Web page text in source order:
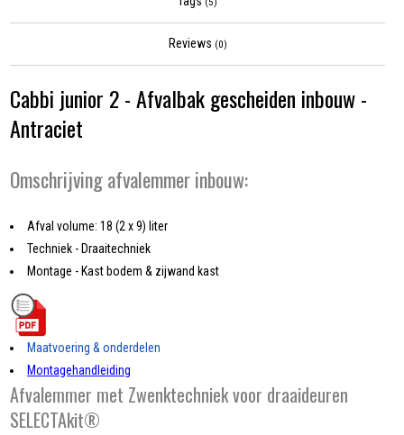
(5)
Reviews (0)
Cabbi junior 2 - Afvalbak gescheiden inbouw -
Antraciet
Omschrijving afvalemmer inbouw:
Afval volume: 18 (2 x 9) liter
Techniek - Draaitechniek
Montage - Kast bodem & zijwand kast
Maatvoering & onderdelen
Montagehandleiding
Afvalemmer met Zwenktechniek voor draaideuren
SELECTAkit®